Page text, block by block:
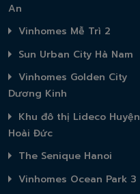
An
Vinhomes Mễ Trì 2
Sun Urban City Hà Nam
Vinhomes Golden City
Dương Kinh
Khu đô thị Lideco Huyện
Hoài Đức
The Senique Hanoi
Vinhomes Ocean Park 3